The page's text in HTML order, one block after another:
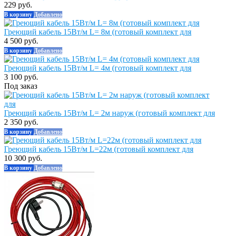
229 руб.
В корзину Добавлено
Греющий кабель 15Вт/м L= 8м (готовый комплект для
4 500 руб.
В корзину Добавлено
Греющий кабель 15Вт/м L= 4м (готовый комплект для
3 100 руб.
Под заказ
Греющий кабель 15Вт/м L= 2м наруж (готовый комплект для
2 350 руб.
В корзину Добавлено
Греющий кабель 15Вт/м L=22м (готовый комплект для
10 300 руб.
В корзину Добавлено